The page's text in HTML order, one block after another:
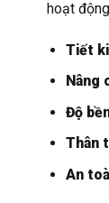
hoạt
Tiết
Nâng
Độ
Thân
An